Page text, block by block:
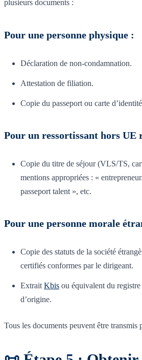
plusieurs documents :
Pour une personne physique :
Déclaration de non-condamnation.
Attestation de filiation.
Copie du passeport ou carte
Pour un ressortissant hors UE
Copie du titre de séjour (VLS/TS,
mentions appropriées : «
passeport talent », etc.
Pour une personne morale
Copie des statuts de la société
certifiés conformes par le dirigeant.
Extrait Kbis ou équivalent du
d’origine.
Tous les documents peuvent être transmis